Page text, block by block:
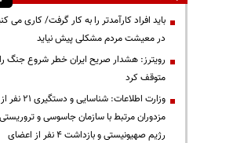
باید افراد کارآمدتر را به کار گرفت/ کاری می
در معیشت مردم مشکلی پیش نیاید
رویترز: هشدار صریح ایران خطر شروع جنگ را
متوقف کرد
وزارت اطلاعات: شناسایی و دستگیری ۲۱ نفر از
مزدوران مرتبط با سازمان جاسوسی و تروریستی
رژیم صهیونیستی و بازداشت ۴ نفر از اعضای